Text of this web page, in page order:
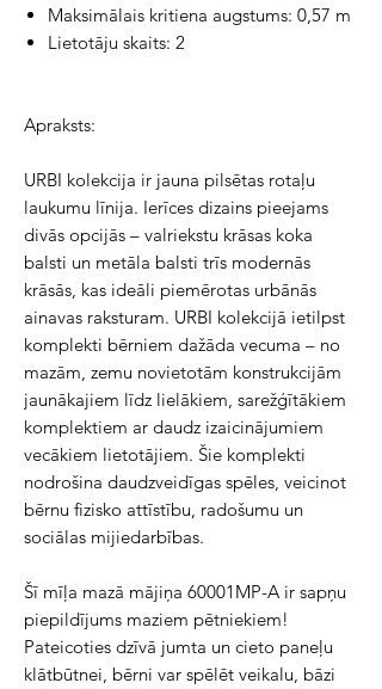
Maksimālais kritiena augstums: 0,57 m
Lietotāju skaits: 2
Apraksts:
URBI kolekcija ir jauna pilsētas rotaļu
laukumu līnija. Ierīces dizains pieejams
divās opcijās – valriekstu krāsas koka
balsti un metāla balsti trīs modernās
krāsās, kas ideāli piemērotas urbānās
ainavas raksturam. URBI kolekcijā ietilpst
komplekti bērniem dažāda vecuma – no
mazām, zemu novietotām konstrukcijām
jaunākajiem līdz lielākiem, sarežģītākiem
komplektiem ar daudz izaicinājumiem
vecākiem lietotājiem. Šie komplekti
nodrošina daudzveidīgas spēles, veicinot
bērnu fizisko attīstību, radošumu un
sociālas mijiedarbības.
Šī mīļa mazā mājiņa 60001MP-A ir sapņu
piepildījums maziem pētniekiem!
Pateicoties dzīvā jumta un cieto paneļu
klātbūtnei, bērni var spēlēt veikalu, bāzi